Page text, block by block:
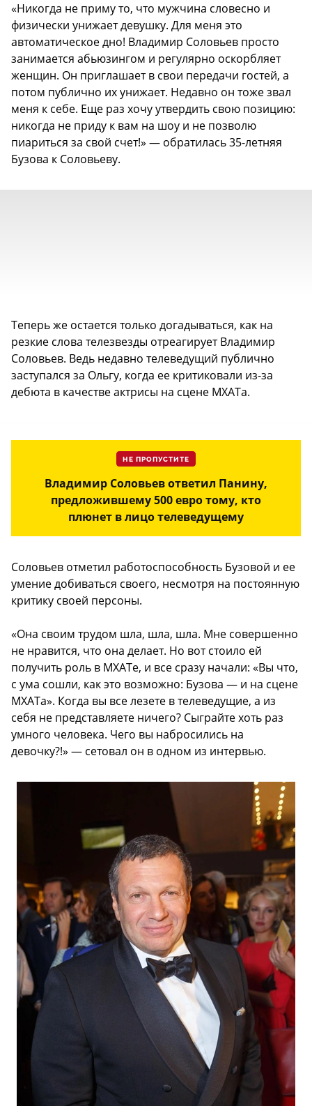
«Никогда не приму то, что мужчина словесно и
физически унижает девушку. Для меня это
автоматическое дно! Владимир Соловьев просто
занимается абьюзингом и регулярно оскорбляет
женщин. Он приглашает в свои передачи гостей, а
потом публично их унижает. Недавно он тоже звал
меня к себе. Еще раз хочу утвердить свою позицию:
никогда не приду к вам на шоу и не позволю
пиариться за свой счет!» — обратилась 35-летняя
Бузова к Соловьеву.
Теперь же остается только догадываться, как на
резкие слова телезвезды отреагирует Владимир
Соловьев. Ведь недавно телеведущий публично
заступался за Ольгу, когда ее критиковали из-за
дебюта в качестве актрисы на сцене МХАТа.
НЕ ПРОПУСТИТЕ
Владимир Соловьев ответил Панину,
предложившему 500 евро тому, кто
плюнет в лицо телеведущему
Соловьев отметил работоспособность Бузовой и ее
умение добиваться своего, несмотря на постоянную
критику своей персоны.
«Она своим трудом шла, шла, шла. Мне совершенно
не нравится, что она делает. Но вот стоило ей
получить роль в МХАТе, и все сразу начали: «Вы что,
с ума сошли, как это возможно: Бузова — и на сцене
МХАТа». Когда вы все лезете в телеведущие, а из
себя не представляете ничего? Сыграйте хоть раз
умного человека. Чего вы набросились на
девочку?!» — сетовал он в одном из интервью.